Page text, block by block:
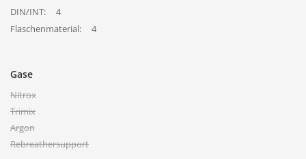
DIN/INT:
4
Flaschenmaterial:
4
Gase
Nitrox
Trimix
Argon
Rebreathersupport